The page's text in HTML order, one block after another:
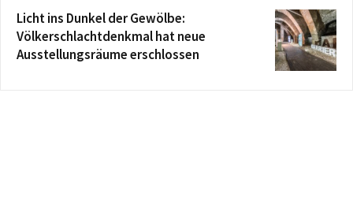
Licht ins Dunkel der Gewölbe:
Völkerschlachtdenkmal hat neue
Ausstellungsräume erschlossen